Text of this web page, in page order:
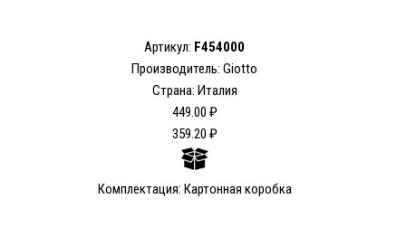
Артикул: F454000
Производитель: Giotto
Страна: Италия
449.00 ₽
359.20 ₽
Комплектация: Картонная коробка